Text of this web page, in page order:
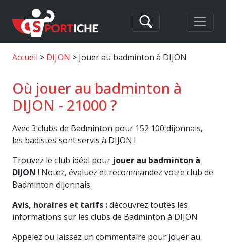
Accueil DIJON Jouer au badminton à DIJON
Où jouer au badminton à
DIJON - 21000 ?
Avec 3 clubs de Badminton pour 152 100 dijonnais,
les badistes sont servis à DIJON !
Trouvez le club idéal pour jouer au badminton à
DIJON ! Notez, évaluez et recommandez votre club de
Badminton dijonnais.
Avis, horaires et tarifs :découvrez toutes les
informations sur les clubs de Badminton à DIJON
Appelez ou laissez un commentaire pour jouer au